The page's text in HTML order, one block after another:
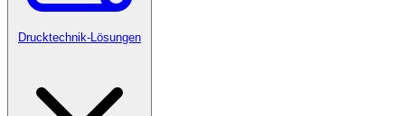
Drucktechnik-Lösungen